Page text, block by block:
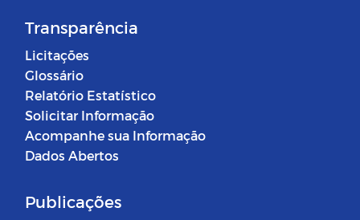
Transparência
Licitações
Glossário
Relatório Estatístico
Solicitar Informação
Acompanhe sua Informação
Dados Abertos
Publicações